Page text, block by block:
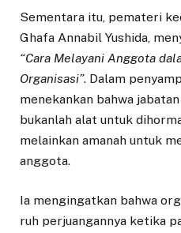
Sementara itu, pemateri
Ghafa Annabil Yushida,
“Cara Melayani Anggota
Organisasi”. Dalam
menekankan bahwa
bukanlah alat untuk
melainkan amanah untuk
anggota.
Ia mengingatkan bahwa
ruh perjuangannya ketika